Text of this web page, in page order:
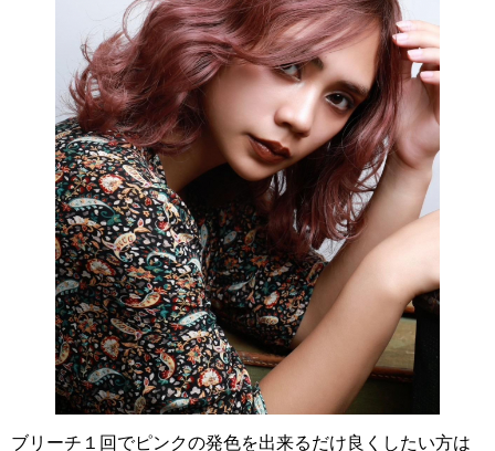
ブリーチ１回でピンクの発色を出来るだけ良くしたい方は